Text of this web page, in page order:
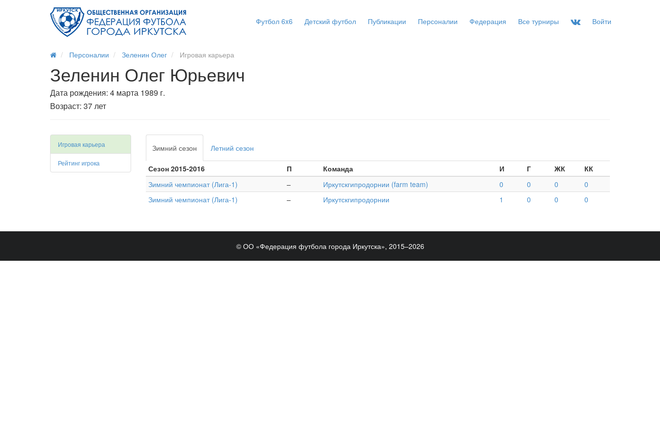
Футбол 6x6 Детский футбол Публикации Персоналии Федерация Все турниры Войти
Персоналии Зеленин Олег Игровая карьера
Зеленин Олег Юрьевич
Дата рождения: 4 марта 1989 г.
Возраст: 37 лет
Игровая карьера
Рейтинг игрока
Зимний сезон Летний сезон
Сезон 2015-2016 П Команда И Г ЖК
КК
Зимний чемпионат (Лига-1)
– Иркутскгипродорнии (farm team) 0 0 0
0
Зимний чемпионат (Лига-1)
– Иркутскгипродорнии 1 0 0 0
© ОО «Федерация футбола города Иркутска», 2015–2026